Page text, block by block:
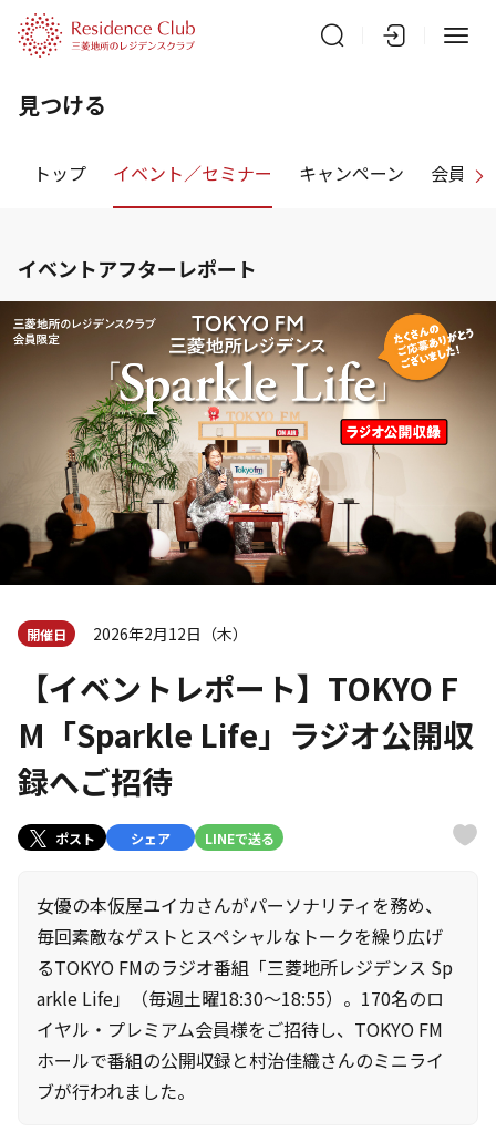
見つける
トップ イベント／セミナー キャンペーン 会員特
イベントアフターレポート
開催日 2026年2月12日（木）
【イベントレポート】TOKYO F
M「Sparkle Life」ラジオ公開収
録へご招待
ポスト シェア LINEで送る
女優の本仮屋ユイカさんがパーソナリティを務め、
毎回素敵なゲストとスペシャルなトークを繰り広げ
るTOKYO FMのラジオ番組「三菱地所レジデンス Sp
arkle Life」（毎週土曜18:30〜18:55）。170名のロ
イヤル・プレミアム会員様をご招待し、TOKYO FM
ホールで番組の公開収録と村治佳織さんのミニライ
ブが行われました。